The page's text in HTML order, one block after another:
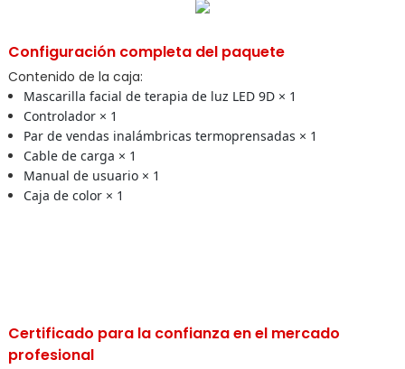
Configuración completa del paquete
Contenido de la caja:
Mascarilla facial de terapia de luz LED 9D × 1
Controlador × 1
Par de vendas inalámbricas termoprensadas × 1
Cable de carga × 1
Manual de usuario × 1
Caja de color × 1
Certificado para la confianza en el mercado
profesional